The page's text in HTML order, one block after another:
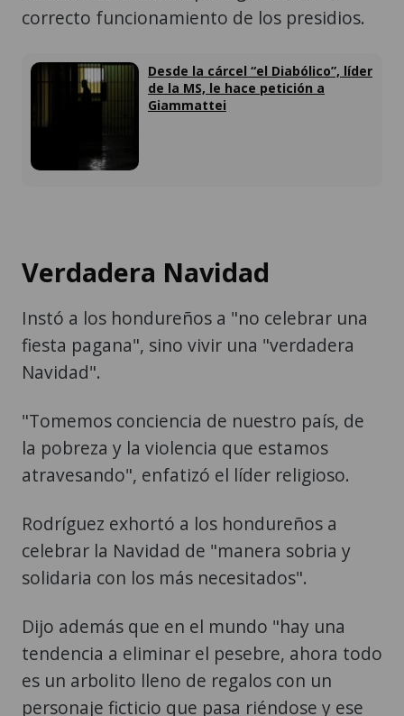
correcto funcionamiento de los presidios.
Desde la cárcel “el Diabólico”, líder
de la MS, le hace petición a
Giammattei
Verdadera Navidad
Instó a los hondureños a "no celebrar una
fiesta pagana", sino vivir una "verdadera
Navidad".
"Tomemos conciencia de nuestro país, de
la pobreza y la violencia que estamos
atravesando", enfatizó el líder religioso.
Rodríguez exhortó a los hondureños a
celebrar la Navidad de "manera sobria y
solidaria con los más necesitados".
Dijo además que en el mundo "hay una
tendencia a eliminar el pesebre, ahora todo
es un arbolito lleno de regalos con un
personaje ficticio que pasa riéndose y ese